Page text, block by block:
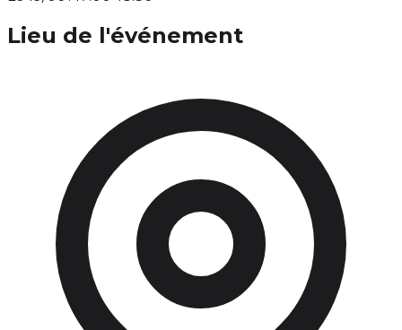
Lieu de l'événement